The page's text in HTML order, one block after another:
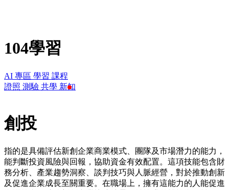
104學習
AI 專區 學習 課程
證照 測驗 共學 新知
創投
指的是具備評估新創企業商業模式、團隊及市場潛力的能力，
能判斷投資風險與回報，協助資金有效配置。這項技能包含財
務分析、產業趨勢洞察、談判技巧與人脈經營，對於推動創新
及促進企業成長至關重要。在職場上，擁有這能力的人能促進